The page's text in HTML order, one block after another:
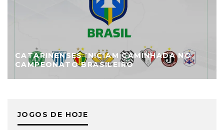
CATARINENSES INICIAM CAMINHADA NO
CAMPEONATO BRASILEIRO
JOGOS DE HOJE